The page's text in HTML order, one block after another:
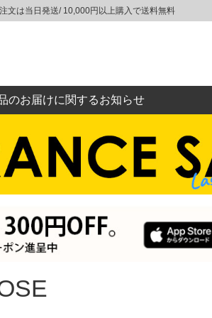
文は当日発送/ 10,000円以上購入で送料無料
のお届けに関するお知らせ